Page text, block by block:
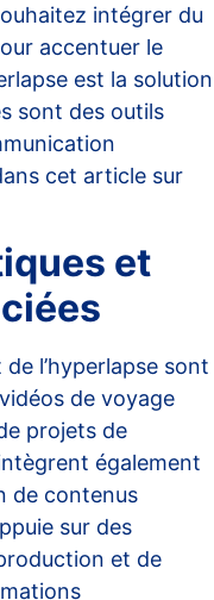
intégrer du
accentuer le
est la solution
sont des outils
cet article sur
et
l’hyperlapse sont
de voyage
projets de
également
de contenus
sur des
et de